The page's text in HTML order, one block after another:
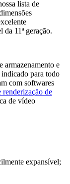
lista de
11ª geração.
armazenamento e
para todo
com softwares
renderização de
de vídeo
expansível;